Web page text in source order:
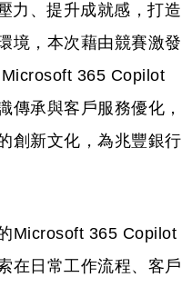
力、提升成就感，打造
境，本次藉由競賽激發
365 Copilot
傳承與客戶服務優化，
創新文化，為兆豐銀行
Microsoft 365 Copilot
在日常工作流程、客戶